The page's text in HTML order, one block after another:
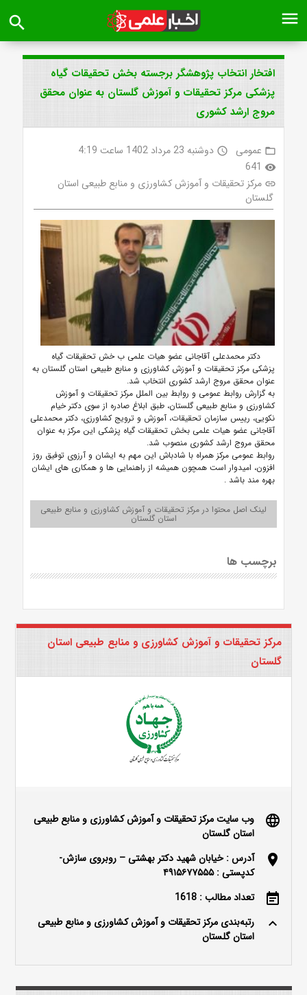
menu
search
افتخار انتخاب پژوهشگر برجسته بخش تحقیقات گیاه
پزشکی مرکز تحقیقات و آموزش گلستان به عنوان محقق
مروج ارشد کشوری
folder_open عمومی access_time دوشنبه 23 مرداد 1402 ساعت 4:19
visibility
641
link مرکز تحقیقات و آموزش کشاورزی و منابع طبیعی استان
گلستان
دکتر محمدعلی آقاجانی عضو هیات علمی بخش تحقیقات گیاه
پزشکی مرکز تحقیقات و آموزش کشاورزی و منابع طبیعی استان گلستان به
عنوان محقق مروج ارشد کشوری انتخاب شد.
به گزارش روابط عمومی و روابط بین الملل مرکز تحقیقات و آموزش
کشاورزی و منابع طبیعی گلستان، طبق ابلاغ صادره از سوی دکتر خیام
نکویی، رییس سازمان تحقیقات، آموزش و ترویج کشاورزی، دکتر محمدعلی
آقاجانی عضو هیات علمی بخش تحقیقات گیاه پزشکی این مرکز به عنوان
محقق مروج ارشد کشوری منصوب شد.
روابط عمومی مرکز همراه با شادباش این مهم به ایشان و آرزوی توفیق روز
افزون، امیدوار است همچون همیشه از راهنمایی ها و همکاری های ایشان
بهره مند باشد .
لینک اصل محتوا در مرکز تحقیقات و آموزش کشاورزی و منابع طبیعی
استان گلستان
برچسب ها
مرکز تحقیقات و آموزش کشاورزی و منابع طبیعی استان
گلستان
language
وب سایت مرکز تحقیقات و آموزش کشاورزی و منابع طبیعی
استان گلستان
location_on
آدرس : خیابان شهید دکتر بهشتی – روبروی سازش-
کدپستی : ۴۹۱۵۶۷۷۵۵۵
event_note تعداد مطالب : 1618
keyboard_arrow_up
رتبه‌بندی مرکز تحقیقات و آموزش کشاورزی و منابع طبیعی
استان گلستان